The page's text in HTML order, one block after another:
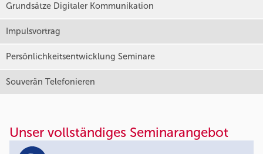
Grundsätze Digitaler Kommunikation
Impulsvortrag
Persönlichkeitsentwicklung Seminare
Souverän Telefonieren
Unser vollständiges Seminarangebot